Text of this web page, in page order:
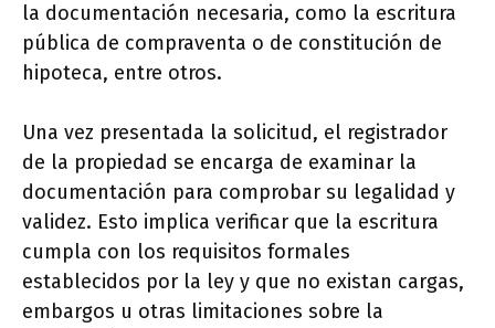
la documentación necesaria, como la escritura
pública de compraventa o de constitución de
hipoteca, entre otros.
Una vez presentada la solicitud, el registrador
de la propiedad se encarga de examinar la
documentación para comprobar su legalidad y
validez. Esto implica verificar que la escritura
cumpla con los requisitos formales
establecidos por la ley y que no existan cargas,
embargos u otras limitaciones sobre la